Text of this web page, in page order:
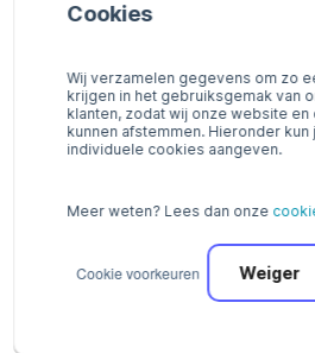
Cookies
Wij verzamelen gegevens om zo
krijgen in het gebruiksgemak van
klanten, zodat wij onze website
kunnen afstemmen. Hieronder
individuele cookies aangeven.
Meer weten? Lees dan onze
Cookie voorkeuren Weiger